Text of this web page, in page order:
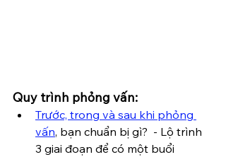
Quy trình phỏng vấn:
Trước, trong và sau khi phỏng
vấn, bạn chuẩn bị gì?  - Lộ trình
3 giai đoạn để có một buổi